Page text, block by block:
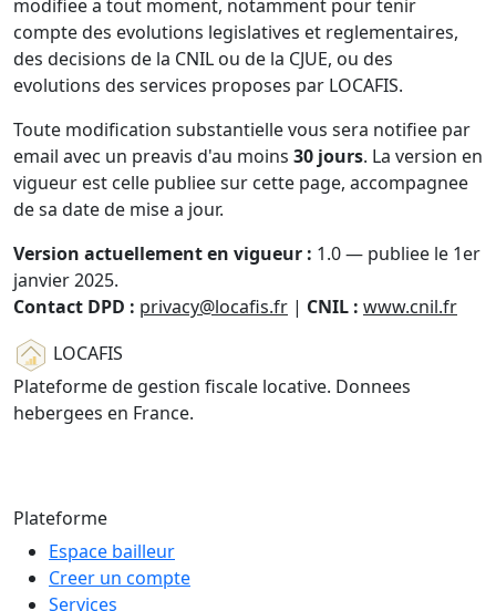
modifiee a tout moment, notamment pour tenir
compte des evolutions legislatives et reglementaires,
des decisions de la CNIL ou de la CJUE, ou des
evolutions des services proposes par LOCAFIS.
Toute modification substantielle vous sera notifiee par
email avec un preavis d'au moins 30 jours. La version en
vigueur est celle publiee sur cette page, accompagnee
de sa date de mise a jour.
Version actuellement en vigueur : 1.0 — publiee le 1er
janvier 2025.
Contact DPD : privacy@locafis.fr | CNIL : www.cnil.fr
LOCAFIS
Plateforme de gestion fiscale locative. Donnees
hebergees en France.
Plateforme
Espace bailleur
Creer un compte
Services